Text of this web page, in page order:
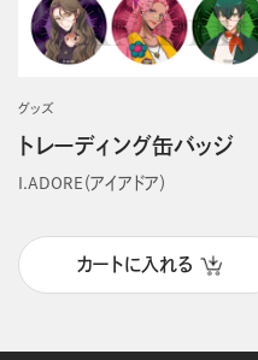
グッズ
トレーディング缶バッジ
I.ADORE（アイアドア）
カートに入れる